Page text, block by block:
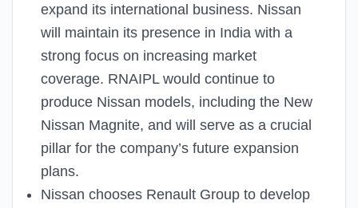
expand its international business. Nissan
will maintain its presence in India with a
strong focus on increasing market
coverage. RNAIPL would continue to
produce Nissan models, including the New
Nissan Magnite, and will serve as a crucial
pillar for the company’s future expansion
plans.
Nissan chooses Renault Group to develop